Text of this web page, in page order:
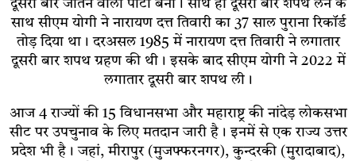
दूसरी बार जीतने वाली पार्टी बनी। साथ ही दूसरी बार शपथ लेने के
साथ सीएम योगी ने नारायण दत्त तिवारी का 37 साल पुराना रिकॉर्ड
तोड़ दिया था। दरअसल 1985 में नारायण दत्त तिवारी ने लगातार
दूसरी बार शपथ ग्रहण की थी। इसके बाद सीएम योगी ने 2022 में
लगातार दूसरी बार शपथ ली।
आज 4 राज्यों की 15 विधानसभा और महाराष्ट्र की नांदेड़ लोकसभा
सीट पर उपचुनाव के लिए मतदान जारी है। इनमें से एक राज्य उत्तर
प्रदेश भी है। जहां, मीरापुर (मुजफ्फरनगर), कुन्दरकी (मुरादाबाद),